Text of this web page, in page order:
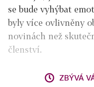
se bude vyhýbat
byly více ovlivněny
novinách než
členství.
ZBÝVÁ